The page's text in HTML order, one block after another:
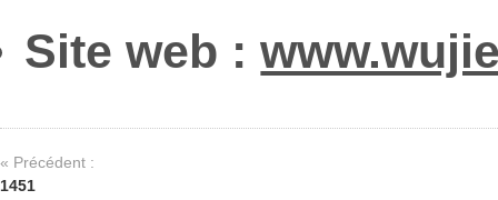
Site web :
« Précédent :
1451